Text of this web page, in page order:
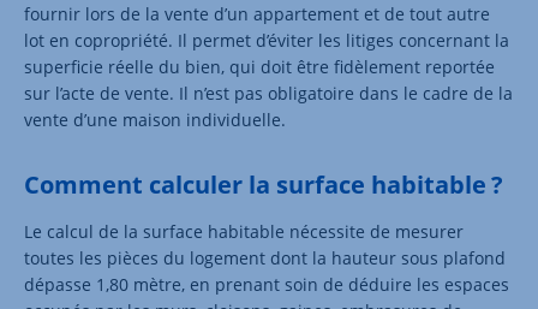
fournir lors de la vente d’un appartement et de tout autre
lot en copropriété. Il permet d’éviter les litiges concernant la
superficie réelle du bien, qui doit être fidèlement reportée
sur l’acte de vente. Il n’est pas obligatoire dans le cadre de la
vente d’une maison individuelle.
Comment calculer la surface habitable ?
Le calcul de la surface habitable nécessite de mesurer
toutes les pièces du logement dont la hauteur sous plafond
dépasse 1,80 mètre, en prenant soin de déduire les espaces